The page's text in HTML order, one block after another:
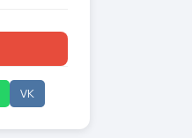
VK